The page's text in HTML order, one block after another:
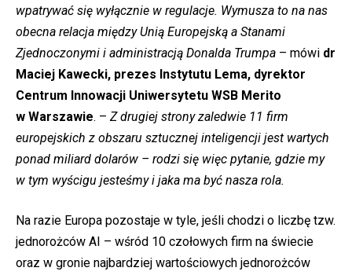
wpatrywać się wyłącznie w regulacje. Wymusza to na nas
obecna relacja między Unią Europejską a Stanami
Zjednoczonymi i administracją Donalda Trumpa – mówi dr
Maciej Kawecki, prezes Instytutu Lema, dyrektor
Centrum Innowacji Uniwersytetu WSB Merito
w Warszawie. – Z drugiej strony zaledwie 11 firm
europejskich z obszaru sztucznej inteligencji jest wartych
ponad miliard dolarów – rodzi się więc pytanie, gdzie my
w tym wyścigu jesteśmy i jaka ma być nasza rola.
Na razie Europa pozostaje w tyle, jeśli chodzi o liczbę tzw.
jednorożców AI – wśród 10 czołowych firm na świecie
oraz w gronie najbardziej wartościowych jednorożców